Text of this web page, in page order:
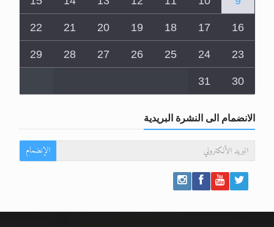
16
17
18
19
20
21
22
23
24
25
26
27
28
29
30
31
الانضمام الى النشرة البريدية
الإنضمام